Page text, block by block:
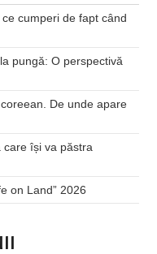
cumperi de fapt când
pungă: O perspectivă
De unde apare
își va păstra
on Land” 2026